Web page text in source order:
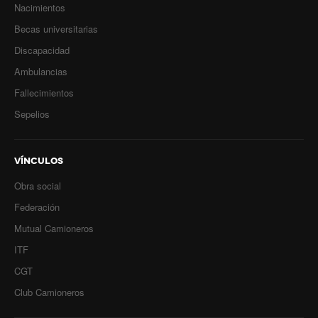
Acuerdos salariales
Contribución solidaria
Turismo
Hoteles y cabañas
Camioneritos
Jubilados
Salarios
Nacimientos
Becas universitarias
Discapacidad
Ambulancias
Fallecimientos
Sepelios
VÍNCULOS
Obra social
Federación
Mutual Camioneros
ITF
CGT
Club Camioneros